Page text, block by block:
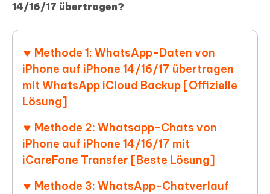
14/16/17 übertragen?
Methode 1: WhatsApp-Daten von
iPhone auf iPhone 14/16/17 übertragen
mit WhatsApp iCloud Backup [Offizielle
Lösung]
Methode 2: Whatsapp-Chats von
iPhone auf iPhone 14/16/17 mit
iCareFone Transfer [Beste Lösung]
Methode 3: WhatsApp-Chatverlauf